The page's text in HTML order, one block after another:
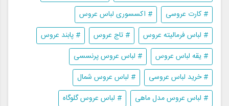
# کارت عروسی
# اکسسوری لباس عروس
# لباس فرمالیته عروس
# تاج عروس
# پابند عروس
# یقه لباس عروس
# لباس عروس پرنسسی
# خرید لباس عروسی
# لباس عروس شمال
# لباس عروس مدل ماهی
# لباس عروس گلوگاه